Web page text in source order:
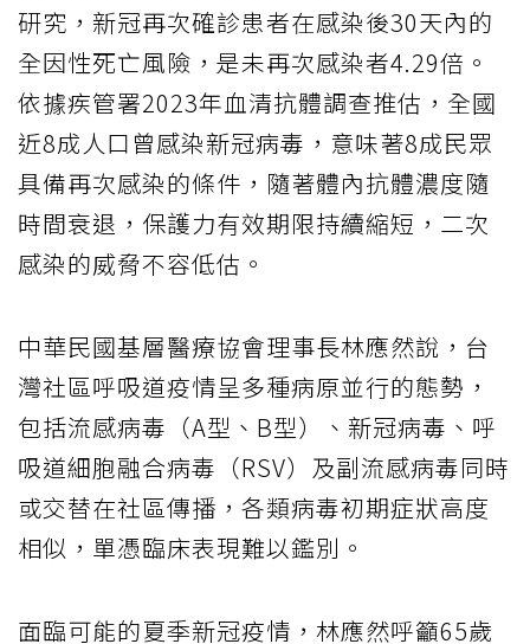
研究，新冠再次確診患者在感染後30天內的
全因性死亡風險，是未再次感染者4.29倍。
依據疾管署2023年血清抗體調查推估，全國
近8成人口曾感染新冠病毒，意味著8成民眾
具備再次感染的條件，隨著體內抗體濃度隨
時間衰退，保護力有效期限持續縮短，二次
感染的威脅不容低估。
中華民國基層醫療協會理事長林應然說，台
灣社區呼吸道疫情呈多種病原並行的態勢，
包括流感病毒（A型、B型）、新冠病毒、呼
吸道細胞融合病毒（RSV）及副流感病毒同時
或交替在社區傳播，各類病毒初期症狀高度
相似，單憑臨床表現難以鑑別。
面臨可能的夏季新冠疫情，林應然呼籲65歲